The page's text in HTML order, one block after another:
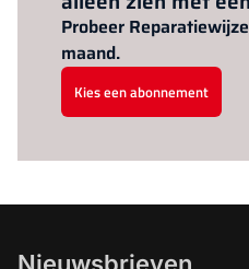
Probeer
maand.
Kies een abonnement